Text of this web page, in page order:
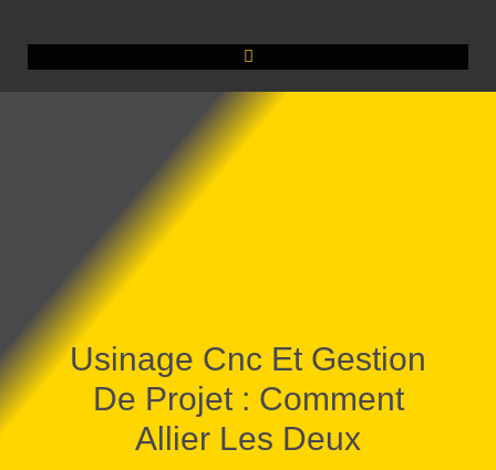
Usinage Cnc Et Gestion
De Projet : Comment
Allier Les Deux